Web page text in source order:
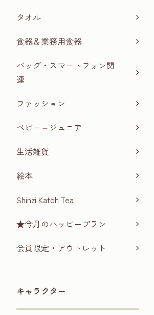
タオル
食器＆業務用食器
バッグ・スマートフォン関
連
ファッション
ベビー～ジュニア
生活雑貨
絵本
Shinzi Katoh Tea
★今月のハッピープラン
会員限定・アウトレット
キャラクター